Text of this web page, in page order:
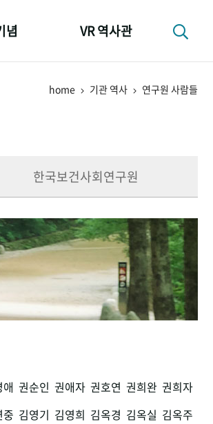
념 VR 역사관
home 기관 역사 연구원 사람들
한국보건사회연구원
권순인 권애자 권호연 권희완 권희자
중 김영기 김영희 김옥경 김옥실 김옥주